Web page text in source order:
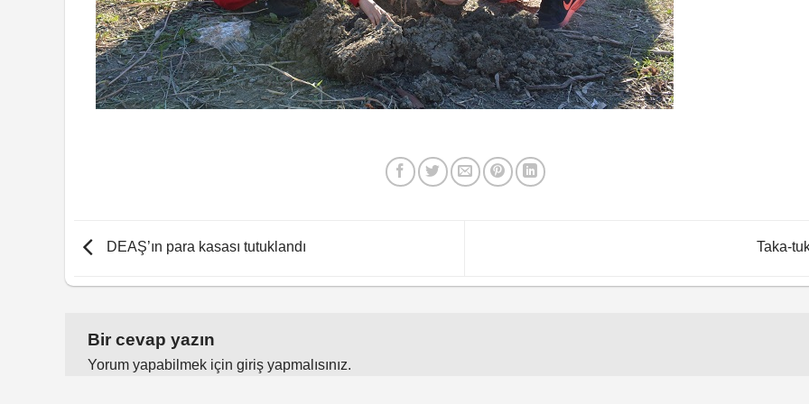
DEAŞ’ın para kasası tutuklandı Taka-
Bir cevap yazın
Yorum yapabilmek için giriş yapmalısınız.